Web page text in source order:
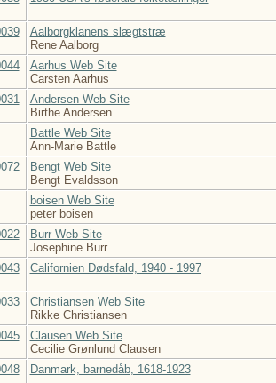
Aalborgklanens slægtstræ
Rene Aalborg
Aarhus Web Site
Carsten Aarhus
Andersen Web Site
Birthe Andersen
Battle Web Site
Ann-Marie Battle
Bengt Web Site
Bengt Evaldsson
boisen Web Site
peter boisen
Burr Web Site
Josephine Burr
Californien Dødsfald, 1940 - 1997
Christiansen Web Site
Rikke Christiansen
Clausen Web Site
Cecilie Grønlund Clausen
Danmark, barnedåb, 1618-1923